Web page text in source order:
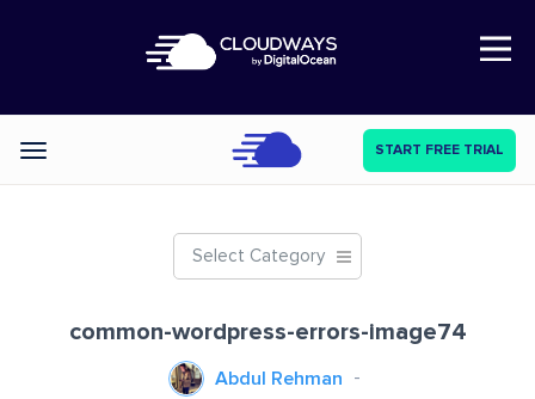
Open Nav
Categories START FREE TRIAL
Select Category
common-wordpress-errors-image74
Abdul Rehman